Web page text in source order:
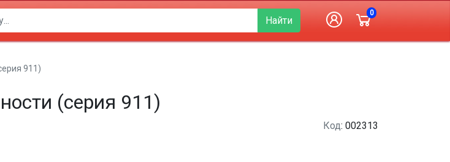
Найти
0
911)
(серия 911)
Код: 002313